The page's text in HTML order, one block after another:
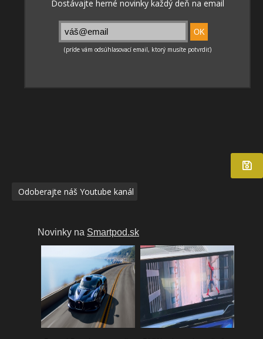
Odoberajte náš Youtube kanál